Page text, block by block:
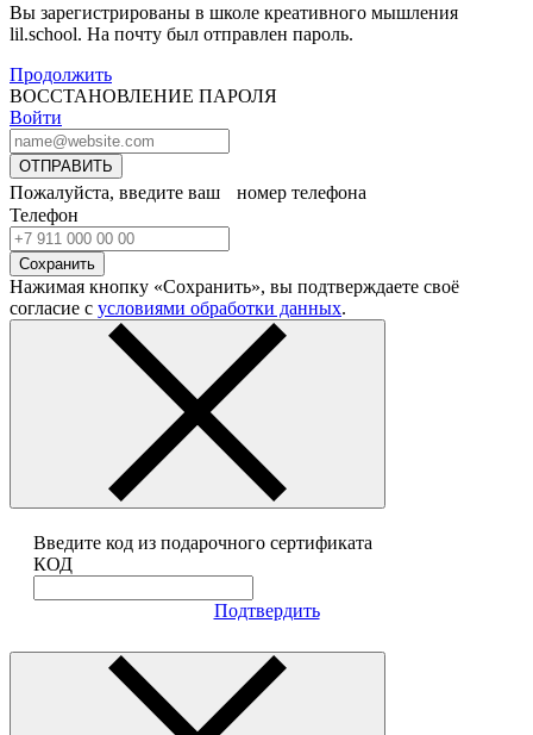
Вы зарегистрированы в школе креативного мышления
lil.school. На почту был отправлен пароль.
Продолжить
ВОССТАНОВЛЕНИЕ ПАРОЛЯ
Войти
ОТПРАВИТЬ
Пожалуйста, введите ваш номер телефона
Телефон
Сохранить
Нажимая кнопку «Сохранить», вы подтверждаете своё
согласие с условиями обработки данных.
Введите код из подарочного сертификата
КОД
Подтвердить